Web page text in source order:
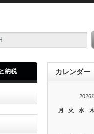
納税 カレンダー
2026
月 火 水